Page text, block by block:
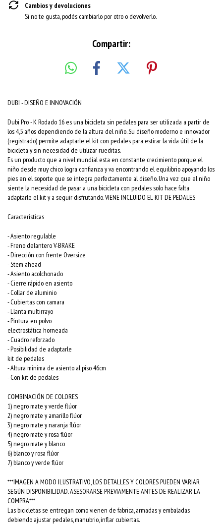
Cambios y devoluciones
Si no te gusta, podés cambiarlo por otro o devolverlo.
Compartir:
DUBI - DISEÑO E INNOVACIÓN
Dubi Pro - K Rodado 16 es una bicicleta sin pedales para ser utilizada a partir de
los 4,5 años dependiendo de la altura del niño. Su diseño moderno e innovador
(registrado) permite adaptarle el kit con pedales para estirar la vida útil de la
bicicleta y sin necesidad de utilizar rueditas.
Es un producto que a nivel mundial esta en constante crecimiento porque el
niño desde muy chico logra confianza y va encontrando el equilibrio apoyando los
pies en el soporte que se integra perfectamente al diseño. Una vez que el niño
siente la necesidad de pasar a una bicicleta con pedales solo hace falta
adaptarle el kit y a seguir disfrutando. VIENE INCLUIDO EL KIT DE PEDALES
Características
- Asiento regulable
- Freno delantero V-BRAKE
- Dirección con frente Oversize
- Stem ahead
- Asiento acolchonado
- Cierre rápido en asiento
- Collar de aluminio
- Cubiertas con camara
- Llanta multirrayo
- Pintura en polvo
electrostática horneada
- Cuadro reforzado
- Posibilidad de adaptarle
kit de pedales
- Altura minima de asiento al piso 46cm
- Con kit de pedales
COMBINACIÓN DE COLORES
1) negro mate y verde flúor
2) negro mate y amarillo flúor
3) negro mate y naranja flúor
4) negro mate y rosa flúor
5) negro mate y blanco
6) blanco y rosa flúor
7) blanco y verde flúor
***IMAGEN A MODO ILUSTRATIVO, LOS DETALLES Y COLORES PUEDEN VARIAR
SEGÚN DISPONIBILIDAD. ASESORARSE PREVIAMENTE ANTES DE REALIZAR LA
COMPRA***
Las bicicletas se entregan como vienen de fabrica, armadas y embaladas
debiendo ajustar pedales, manubrio, inflar cubiertas.